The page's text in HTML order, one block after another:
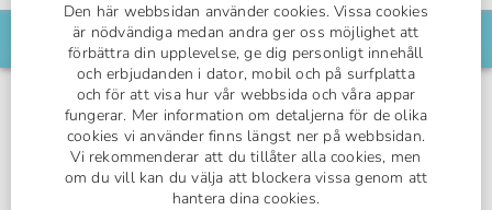
Nazar logotyp
Köpenhamn(Kastrup) -Alla destinationer
2025-10-18 7 Dagar2 Vuxna0 Barn
2 3 4
Den här webbsidan använder cookies. Vissa cookies
är nödvändiga medan andra ger oss möjlighet att
förbättra din upplevelse, ge dig personligt innehåll
och erbjudanden i dator, mobil och på surfplatta
och för att visa hur vår webbsida och våra appar
fungerar. Mer information om detaljerna för de olika
cookies vi använder finns längst ner på webbsidan.
Vi rekommenderar att du tillåter alla cookies, men
om du vill kan du välja att blockera vissa genom att
hantera dina cookies.